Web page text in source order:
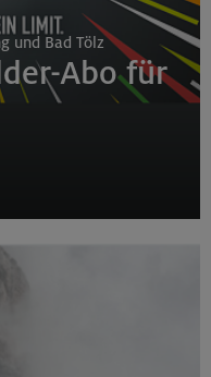
und Bad Tölz
Abo für